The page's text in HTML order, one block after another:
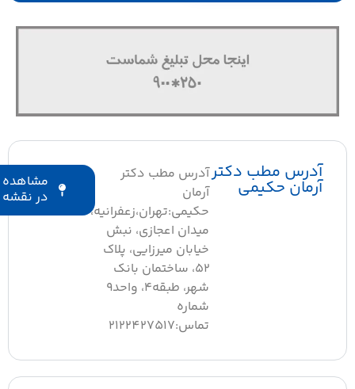
آدرس مطب دکتر
آرمان حکیمی
آدرس مطب دکتر
آرمان
حکیمی:تهران،زعفرانیه،
میدان اعجازی، نبش
خیابان میرزایی، پلاک
۵۲، ساختمان بانک
شهر، طبقه۴، واحد۹
شماره
تماس:2122427517
مشاهده
در نقشه